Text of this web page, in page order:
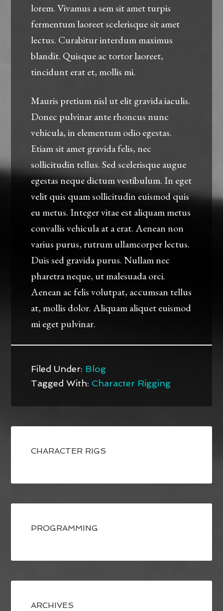
lorem. Vivamus a sem sit amet turpis
fermentum laoreet scelerisque sit amet
lectus. Curabitur interdum maximus
blandit. Quisque ac tortor laoreet,
tincidunt erat et, mollis mi.
Mauris pretium nisl ut elit gravida iaculis.
Donec pulvinar ante rhoncus nunc
vehicula, in elementum odio egestas.
Etiam sit amet gravida felis, nec
sollicitudin tellus. Sed scelerisque augue
egestas neque dictum vestibulum. In eget
velit quis quam sollicitudin euismod quis
eu metus. Integer vitae est aliquam metus
convallis vehicula at a erat. Aenean non
varius purus, rutrum ullamcorper lectus.
Duis sed gravida purus. Nullam nec
pharetra neque, ut malesuada orci.
Aenean ac felis volutpat, accumsan tellus
at, mollis dolor. Aliquam aliquet euismod
mi eget pulvinar.
Filed Under: Blog
Tagged With: Character Rigging
CHARACTER RIGS
PROGRAMMING
ARCHIVES